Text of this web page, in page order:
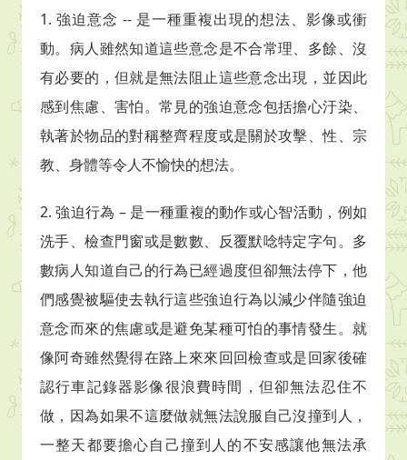
1. 強迫意念 -- 是一種重複出現的想法、影像或衝
動。病人雖然知道這些意念是不合常理、多餘、沒
有必要的，但就是無法阻止這些意念出現，並因此
感到焦慮、害怕。常見的強迫意念包括擔心汙染、
執著於物品的對稱整齊程度或是關於攻擊、性、宗
教、身體等令人不愉快的想法。
2.強迫行為 – 是一種重複的動作或心智活動，例如
洗手、檢查門窗或是數數、反覆默唸特定字句。多
數病人知道自己的行為已經過度但卻無法停下，他
們感覺被驅使去執行這些強迫行為以減少伴隨強迫
意念而來的焦慮或是避免某種可怕的事情發生。就
像阿奇雖然覺得在路上來來回回檢查或是回家後確
認行車記錄器影像很浪費時間，但卻無法忍住不
做，因為如果不這麼做就無法說服自己沒撞到人，
一整天都要擔心自己撞到人的不安感讓他無法承